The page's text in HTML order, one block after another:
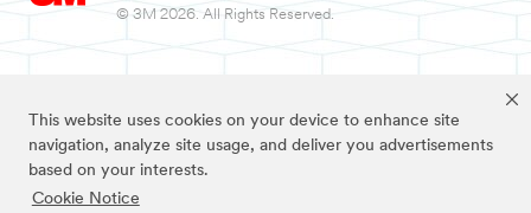
This website uses cookies on your device to enhance site
navigation, analyze site usage, and deliver you advertisements
based on your interests.
Cookie Notice
© 3M 2026. All Rights Reserved.